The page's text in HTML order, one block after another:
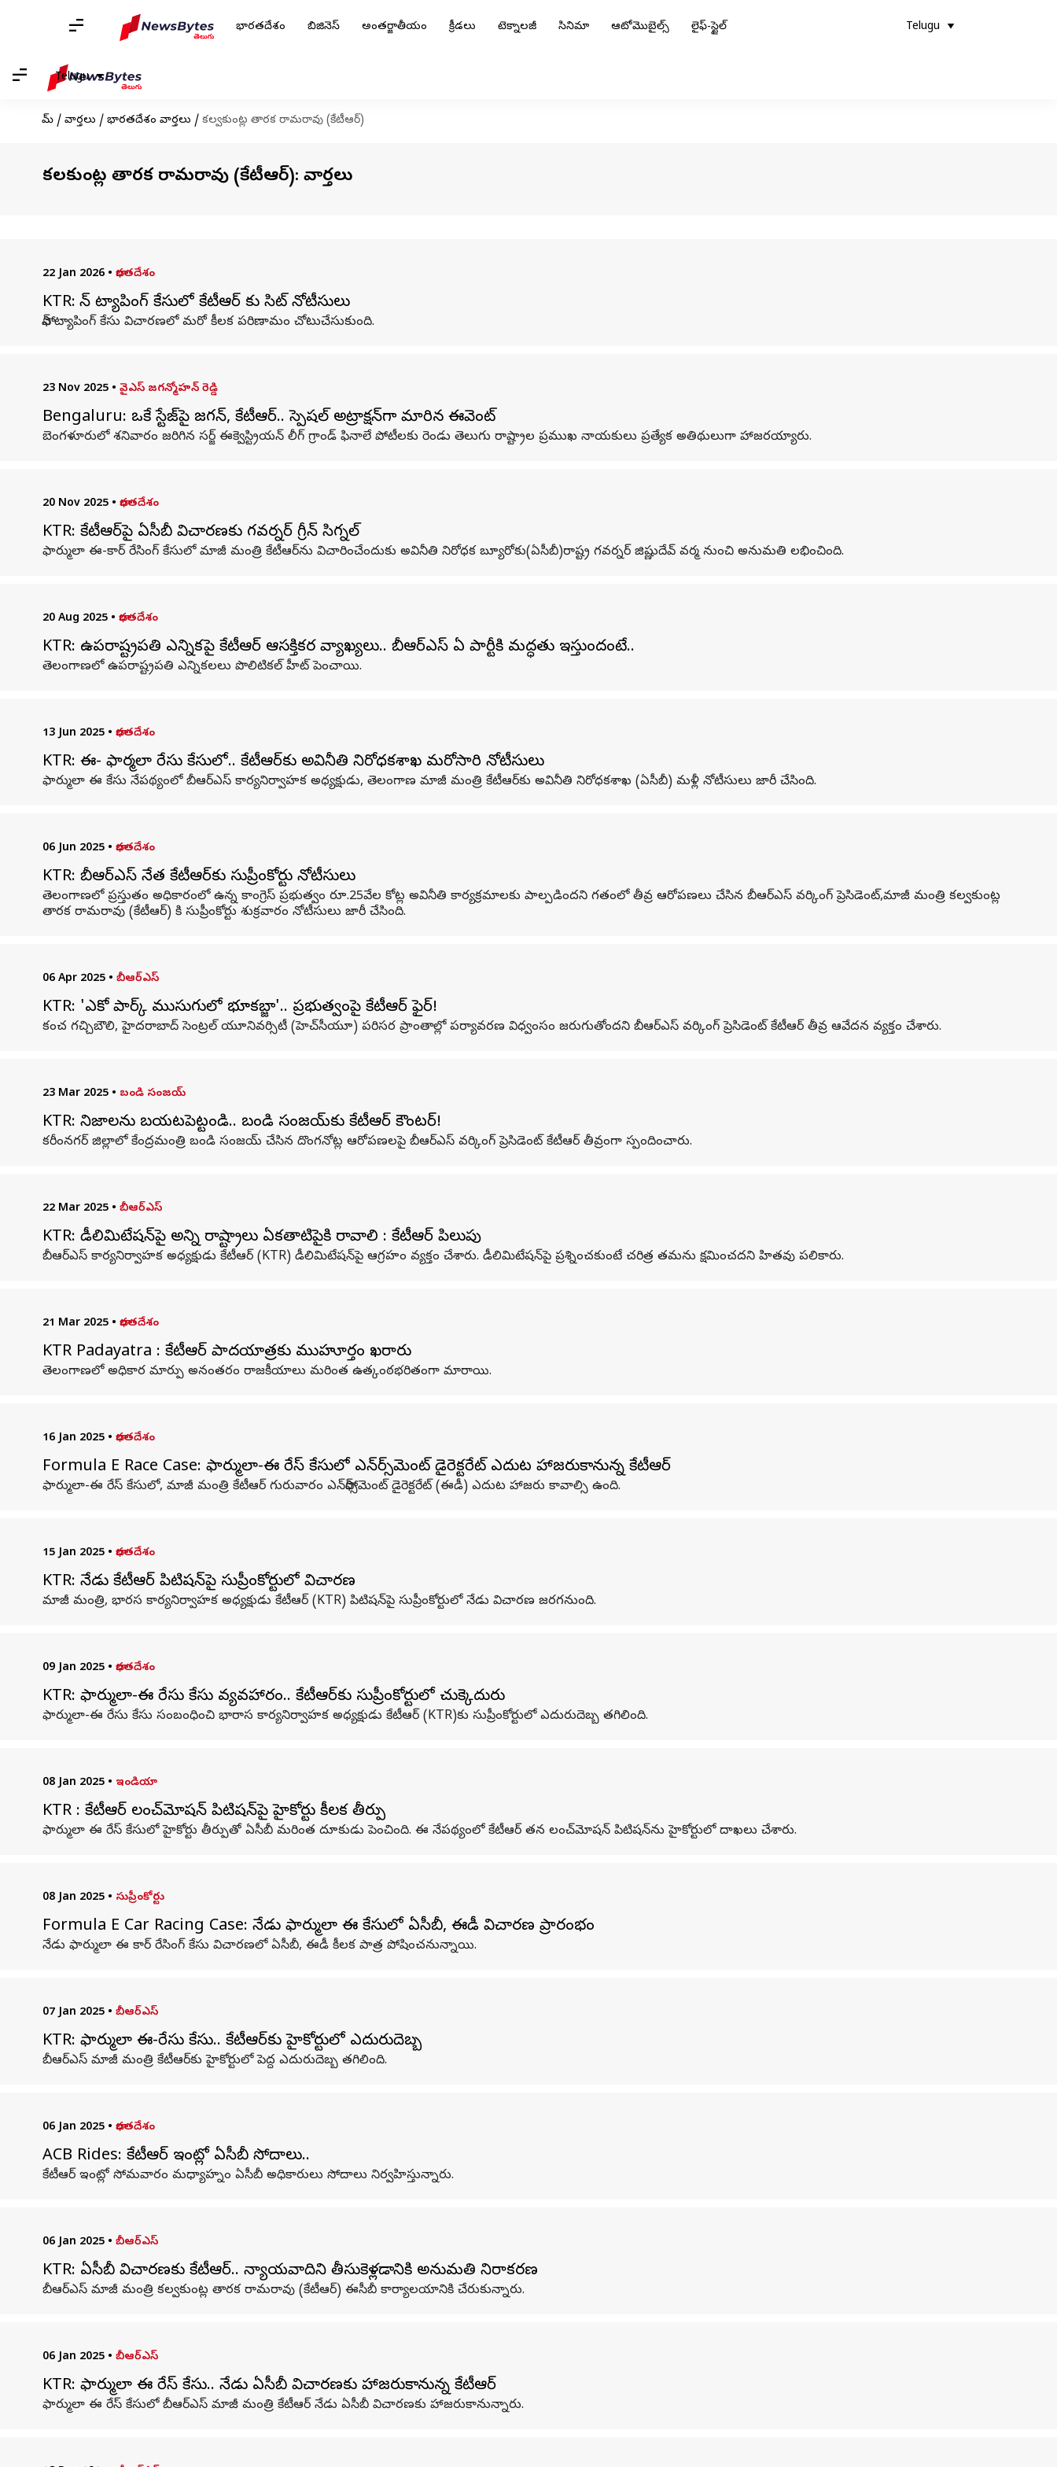
భారతదేశం బిజినెస్ అంతర్జాతీయం క్రీడలు టెక్నాలజీ సినిమా ఆటోమొబైల్స్ లైఫ్-స్టైల్ Telugu
Telugu
హోమ్ / వార్తలు / భారతదేశం వార్తలు / కల్వకుంట్ల తారక రామరావు (కేటీఆర్)
కల్వకుంట్ల తారక రామరావు (కేటీఆర్): వార్తలు
22 Jan 2026 • భారతదేశం
KTR: ఫోన్ ట్యాపింగ్ కేసులో కేటీఆర్ కు సిట్ నోటీసులు
ఫోన్ ట్యాపింగ్ కేసు విచారణలో మరో కీలక పరిణామం చోటుచేసుకుంది.
23 Nov 2025 • వైఎస్ జగన్మోహన్ రెడ్డి
Bengaluru: ఒకే స్టేజ్‌పై జగన్, కేటీఆర్.. స్పెషల్ అట్రాక్షన్‌గా మారిన ఈవెంట్
బెంగళూరులో శనివారం జరిగిన సర్జ్ ఈక్వెస్ట్రియన్ లీగ్ గ్రాండ్ ఫినాలే పోటీలకు రెండు తెలుగు రాష్ట్రాల ప్రముఖ నాయకులు ప్రత్యేక అతిథులుగా హాజరయ్యారు.
20 Nov 2025 • భారతదేశం
KTR: కేటీఆర్‌పై ఏసీబీ విచారణకు గవర్నర్ గ్రీన్ సిగ్నల్
ఫార్ములా ఈ-కార్ రేసింగ్ కేసులో మాజీ మంత్రి కేటీఆర్‌ను విచారించేందుకు అవినీతి నిరోధక బ్యూరోకు(ఏసీబీ)రాష్ట్ర గవర్నర్ జిష్ణుదేవ్ వర్మ నుంచి అనుమతి లభించింది.
20 Aug 2025 • భారతదేశం
KTR: ఉపరాష్ట్రపతి ఎన్నికపై కేటీఆర్ ఆసక్తికర వ్యాఖ్యలు.. బీఆర్ఎస్ ఏ పార్టీకి మద్ధతు ఇస్తుందంటే..
తెలంగాణలో ఉపరాష్ట్రపతి ఎన్నికలలు పొలిటికల్ హీట్ పెంచాయి.
13 Jun 2025 • భారతదేశం
KTR: ఈ- ఫార్మలా రేసు కేసులో.. కేటీఆర్‌కు అవినీతి నిరోధకశాఖ మరోసారి నోటీసులు
ఫార్ములా ఈ కేసు నేపథ్యంలో బీఆర్ఎస్ కార్యనిర్వాహక అధ్యక్షుడు, తెలంగాణ మాజీ మంత్రి కేటీఆర్‌కు అవినీతి నిరోధకశాఖ (ఏసీబీ) మళ్లీ నోటీసులు జారీ చేసింది.
06 Jun 2025 • భారతదేశం
KTR: బీఆర్ఎస్ నేత కేటీఆర్‌కు సుప్రీంకోర్టు నోటీసులు
తెలంగాణలో ప్రస్తుతం అధికారంలో ఉన్న కాంగ్రెస్ ప్రభుత్వం రూ.25వేల కోట్ల అవినీతి కార్యక్రమాలకు పాల్పడిందని గతంలో తీవ్ర ఆరోపణలు చేసిన బీఆర్ఎస్ వర్కింగ్ ప్రెసిడెంట్,మాజీ మంత్రి కల్వకుంట్ల
తారక రామరావు (కేటీఆర్) కి సుప్రీంకోర్టు శుక్రవారం నోటీసులు జారీ చేసింది.
06 Apr 2025 • బీఆర్ఎస్
KTR: 'ఎకో పార్క్ ముసుగులో భూకబ్జా'.. ప్రభుత్వంపై కేటీఆర్ ఫైర్!
కంచ గచ్చిబౌలి, హైదరాబాద్ సెంట్రల్ యూనివర్సిటీ (హెచ్‌సీయూ) పరిసర ప్రాంతాల్లో పర్యావరణ విధ్వంసం జరుగుతోందని బీఆర్‌ఎస్ వర్కింగ్ ప్రెసిడెంట్ కేటీఆర్ తీవ్ర ఆవేదన వ్యక్తం చేశారు.
23 Mar 2025 • బండి సంజయ్
KTR: నిజాలను బయటపెట్టండి.. బండి సంజయ్‌కు కేటీఆర్ కౌంటర్!
కరీంనగర్ జిల్లాలో కేంద్రమంత్రి బండి సంజయ్ చేసిన దొంగనోట్ల ఆరోపణలపై బీఆర్ఎస్ వర్కింగ్ ప్రెసిడెంట్ కేటీఆర్ తీవ్రంగా స్పందించారు.
22 Mar 2025 • బీఆర్ఎస్
KTR: డీలిమిటేషన్‌పై అన్ని రాష్ట్రాలు ఏకతాటిపైకి రావాలి : కేటీఆర్‌ పిలుపు
బీఆర్ఎస్ కార్యనిర్వాహక అధ్యక్షుడు కేటీఆర్‌ (KTR) డీలిమిటేషన్‌పై ఆగ్రహం వ్యక్తం చేశారు. డీలిమిటేషన్‌పై ప్రశ్నించకుంటే చరిత్ర తమను క్షమించదని హితవు పలికారు.
21 Mar 2025 • భారతదేశం
KTR Padayatra : కేటీఆర్ పాదయాత్రకు ముహూర్తం ఖరారు
తెలంగాణలో అధికార మార్పు అనంతరం రాజకీయాలు మరింత ఉత్కంఠభరితంగా మారాయి.
16 Jan 2025 • భారతదేశం
Formula E Race Case: ఫార్ములా-ఈ రేస్‌ కేసులో ఎన్‌ఫోర్స్‌మెంట్‌ డైరెక్టరేట్‌ ఎదుట హాజరుకానున్న కేటీఆర్‌
ఫార్ములా-ఈ రేస్ కేసులో, మాజీ మంత్రి కేటీఆర్ గురువారం ఎన్‌ఫోర్స్‌మెంట్‌ డైరెక్టరేట్‌ (ఈడీ) ఎదుట హాజరు కావాల్సి ఉంది.
15 Jan 2025 • భారతదేశం
KTR: నేడు కేటీఆర్‌ పిటిషన్‌పై సుప్రీంకోర్టులో విచారణ
మాజీ మంత్రి, భారస కార్యనిర్వాహక అధ్యక్షుడు కేటీఆర్ (KTR) పిటిషన్‌పై సుప్రీంకోర్టులో నేడు విచారణ జరగనుంది.
09 Jan 2025 • భారతదేశం
KTR: ఫార్ములా-ఈ రేసు కేసు వ్యవహారం.. కేటీఆర్‌కు సుప్రీంకోర్టులో చుక్కెదురు
ఫార్ములా-ఈ రేసు కేసు సంబంధించి భారాస కార్యనిర్వాహక అధ్యక్షుడు కేటీఆర్‌ (KTR)కు సుప్రీంకోర్టులో ఎదురుదెబ్బ తగిలింది.
08 Jan 2025 • ఇండియా
KTR : కేటీఆర్ లంచ్‌మోషన్ పిటిషన్‌పై హైకోర్టు కీలక తీర్పు
ఫార్ములా ఈ రేస్‌ కేసులో హైకోర్టు తీర్పుతో ఏసీబీ మరింత దూకుడు పెంచింది. ఈ నేపథ్యంలో కేటీఆర్ తన లంచ్‌మోషన్ పిటిషన్‌ను హైకోర్టులో దాఖలు చేశారు.
08 Jan 2025 • సుప్రీంకోర్టు
Formula E Car Racing Case: నేడు ఫార్ములా ఈ కేసులో ఏసీబీ, ఈడీ విచారణ ప్రారంభం
నేడు ఫార్ములా ఈ కార్ రేసింగ్ కేసు విచారణలో ఏసీబీ, ఈడీ కీలక పాత్ర పోషించనున్నాయి.
07 Jan 2025 • బీఆర్ఎస్
KTR: ఫార్ములా ఈ-రేసు కేసు.. కేటీఆర్‌కు హైకోర్టులో ఎదురుదెబ్బ
బీఆర్ఎస్ మాజీ మంత్రి కేటీఆర్‌కు హైకోర్టులో పెద్ద ఎదురుదెబ్బ తగిలింది.
06 Jan 2025 • భారతదేశం
ACB Rides: కేటీఆర్ ఇంట్లో ఏసీబీ సోదాలు..
కేటీఆర్ ఇంట్లో సోమవారం మధ్యాహ్నం ఏసీబీ అధికారులు సోదాలు నిర్వహిస్తున్నారు.
06 Jan 2025 • బీఆర్ఎస్
KTR: ఏసీబీ విచారణకు కేటీఆర్‌.. న్యాయవాదిని తీసుకెళ్లడానికి అనుమతి నిరాకరణ
బీఆర్ఎస్ మాజీ మంత్రి కల్వకుంట్ల తారక రామరావు (కేటీఆర్) ఈసీబీ కార్యాలయానికి చేరుకున్నారు.
06 Jan 2025 • బీఆర్ఎస్
KTR: ఫార్ములా ఈ రేస్ కేసు.. నేడు ఏసీబీ విచారణకు హాజరుకానున్న కేటీఆర్
ఫార్ములా ఈ రేస్ కేసులో బీఆర్ఎస్ మాజీ మంత్రి కేటీఆర్ నేడు ఏసీబీ విచారణకు హాజరుకానున్నారు.